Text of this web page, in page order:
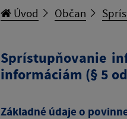
Úvod Občan
Sprístupňovanie
informáciám (§ 5
Základné údaje o